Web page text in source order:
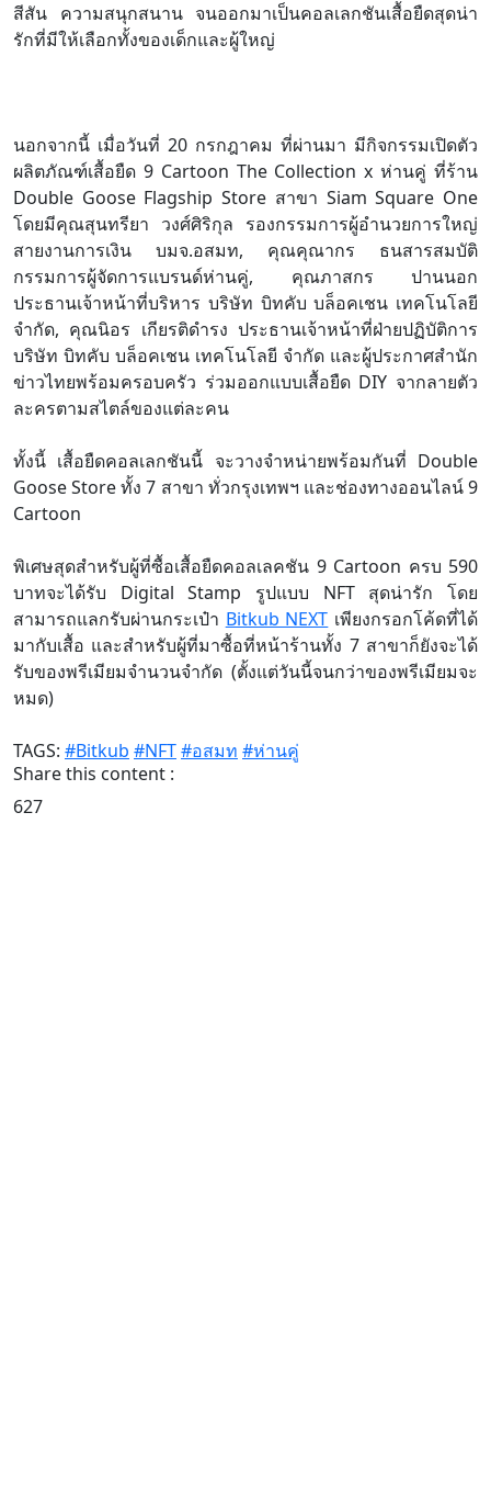
สีสัน ความสนุกสนาน จนออกมาเป็นคอลเลกชันเสื้อยืดสุดน่า
รักที่มีให้เลือกทั้งของเด็กและผู้ใหญ่
นอกจากนี้ เมื่อวันที่ 20 กรกฎาคม ที่ผ่านมา มีกิจกรรมเปิดตัว
ผลิตภัณฑ์เสื้อยืด 9 Cartoon The Collection x ห่านคู่ ที่ร้าน
Double Goose Flagship Store สาขา Siam Square One
โดยมีคุณสุนทรียา วงศ์ศิริกุล รองกรรมการผู้อำนวยการใหญ่
สายงานการเงิน บมจ.อสมท, คุณคุณากร ธนสารสมบัติ
กรรมการผู้จัดการแบรนด์ห่านคู่, คุณภาสกร ปานนอก
ประธานเจ้าหน้าที่บริหาร บริษัท บิทคับ บล็อคเชน เทคโนโลยี
จำกัด, คุณนิอร เกียรติดำรง ประธานเจ้าหน้าที่ฝ่ายปฏิบัติการ
บริษัท บิทคับ บล็อคเชน เทคโนโลยี จำกัด และผู้ประกาศสำนัก
ข่าวไทยพร้อมครอบครัว ร่วมออกแบบเสื้อยืด DIY จากลายตัว
ละครตามสไตล์ของแต่ละคน
ทั้งนี้ เสื้อยืดคอลเลกชันนี้ จะวางจำหน่ายพร้อมกันที่ Double
Goose Store ทั้ง 7 สาขา ทั่วกรุงเทพฯ และช่องทางออนไลน์ 9
Cartoon
พิเศษสุดสำหรับผู้ที่ซื้อเสื้อยืดคอลเลคชัน 9 Cartoon ครบ 590
บาทจะได้รับ Digital Stamp รูปแบบ NFT สุดน่ารัก โดย
สามารถแลกรับผ่านกระเป๋า Bitkub NEXT เพียงกรอกโค้ดที่ได้
มากับเสื้อ และสำหรับผู้ที่มาซื้อที่หน้าร้านทั้ง 7 สาขาก็ยังจะได้
รับของพรีเมียมจำนวนจำกัด (ตั้งแต่วันนี้จนกว่าของพรีเมียมจะ
หมด)
TAGS: #Bitkub #NFT#อสมท #ห่านคู่
Share this content :
627